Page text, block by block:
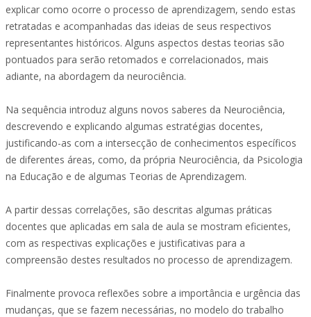
explicar como ocorre o processo de aprendizagem, sendo estas
retratadas e acompanhadas das ideias de seus respectivos
representantes históricos. Alguns aspectos destas teorias são
pontuados para serão retomados e correlacionados, mais
adiante, na abordagem da neurociência.
Na sequência introduz alguns novos saberes da Neurociência,
descrevendo e explicando algumas estratégias docentes,
justificando-as com a intersecção de conhecimentos específicos
de diferentes áreas, como, da própria Neurociência, da Psicologia
na Educação e de algumas Teorias de Aprendizagem.
A partir dessas correlações, são descritas algumas práticas
docentes que aplicadas em sala de aula se mostram eficientes,
com as respectivas explicações e justificativas para a
compreensão destes resultados no processo de aprendizagem.
Finalmente provoca reflexões sobre a importância e urgência das
mudanças, que se fazem necessárias, no modelo do trabalho